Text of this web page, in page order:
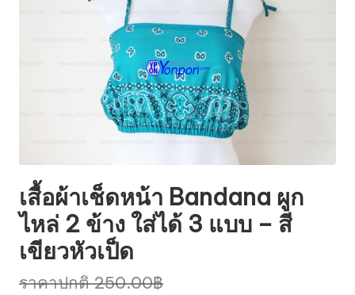
เสื้อผ้าเช็ดหน้า Bandana ผูก
ไหล่ 2 ข้าง ใส่ได้ 3 แบบ – สี
เขียวหัวเป็ด
ราคาปกติ250.00฿Original